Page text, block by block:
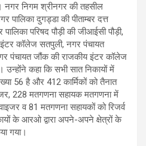
निगम श्रीनगर की तहसील
पालिका दुगड्डा की पीताम्बर दत्त
परिषद पौड़ी की जीआईसी पौड़ी,
कॉलेज सतपुली, नगर पंचायत
पंचायत जौंक की राजकीय इंटर कॉलेज
कहा कि सभी सात निकायों में
56 है और 412 कार्मिकों को तैनात
228 मतगणना सहायक मतगणना में
व 81 मतगणना सहायकों को रिजर्व
के आरओ द्वारा अपने-अपने क्षेत्रों के
गया।